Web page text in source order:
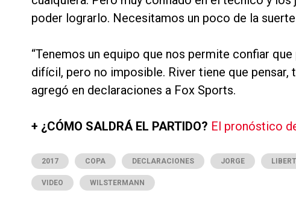
poder lograrlo. Necesitamos un poco de la
“Tenemos un equipo que nos permite confiar
difícil, pero no imposible. River tiene que pensar,
agregó en declaraciones a Fox Sports.
+ ¿CÓMO SALDRÁ EL PARTIDO? El pronóstico
2017 COPA DECLARACIONES JORGE
VIDEO WILSTERMANN